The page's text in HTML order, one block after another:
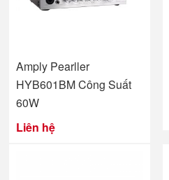
Amply Pearller
HYB601BM Công Suất
60W
Liên hệ